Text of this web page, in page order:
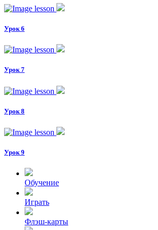
Урок 6
Урок 7
Урок 8
Урок 9
Обучение
Играть
Флэш-карты